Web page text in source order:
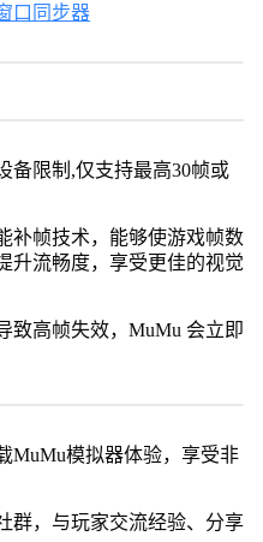
口同步器
备限制,仅支持最高30帧或
补帧技术，能够使游戏帧数
升流畅度，享受更佳的视觉
致高帧失效，MuMu 会立即
MuMu模拟器体验，享受非
群，与玩家交流经验、分享